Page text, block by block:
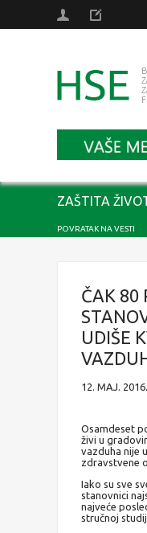
ZAŠTITA
POVRATAK NA VESTI
ČAK 80
UDIŠE
12. MAJ. 2016.
Osamdeset
živi u
vazduha nije
zdravstvene
Iako su sve
stanovnici
najveće
stručnoj